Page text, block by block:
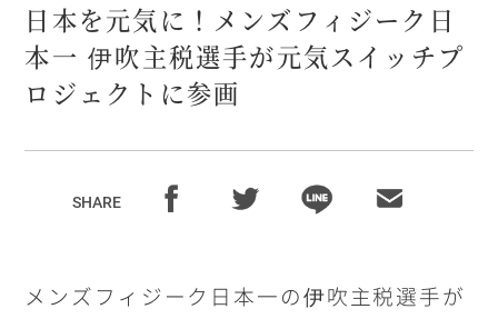
日本を元気に！メンズフィジーク日
本一 伊吹主税選手が元気スイッチプ
ロジェクトに参画
SHARE
メンズフィジーク日本一の伊吹主税選手が